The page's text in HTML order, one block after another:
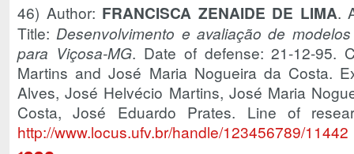
46) Author: FRANCISCA ZENAIDE DE LIMA.
Title: Desenvolvimento e avaliação de
para Viçosa-MG. Date of defense: 21-12-95.
Martins and José Maria Nogueira da Costa.
Alves, José Helvécio Martins, José Maria
Costa, José Eduardo Prates. Line of
http://www.locus.ufv.br/handle/123456789/11442